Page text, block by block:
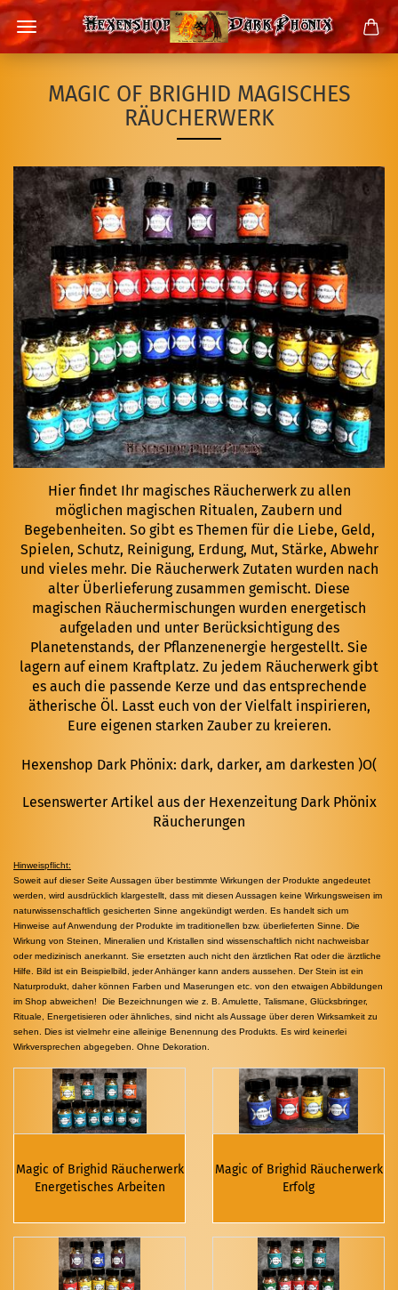
MAGIC OF BRIGHID MAGISCHES
RÄUCHERWERK
Hier findet Ihr magisches Räucherwerk zu allen
möglichen magischen Ritualen, Zaubern und
Begebenheiten. So gibt es Themen für die Liebe, Geld,
Spielen, Schutz, Reinigung, Erdung, Mut, Stärke, Abwehr
und vieles mehr. Die Räucherwerk Zutaten wurden nach
alter Überlieferung zusammen gemischt. Diese
magischen Räuchermischungen wurden energetisch
aufgeladen und unter Berücksichtigung des
Planetenstands, der Pflanzenenergie hergestellt. Sie
lagern auf einem Kraftplatz. Zu jedem Räucherwerk gibt
es auch die passende Kerze und das entsprechende
ätherische Öl. Lasst euch von der Vielfalt inspirieren,
Eure eigenen starken Zauber zu kreieren.
Hexenshop Dark Phönix: dark, darker, am darkesten )O(
Lesenswerter Artikel aus der Hexenzeitung Dark Phönix
Räucherungen
Hinweispflicht:
Soweit auf dieser Seite Aussagen über bestimmte Wirkungen der Produkte angedeutet
werden, wird ausdrücklich klargestellt, dass mit diesen Aussagen keine Wirkungsweisen im
naturwissenschaftlich gesicherten Sinne angekündigt werden. Es handelt sich um
Hinweise auf Anwendung der Produkte im traditionellen bzw. überlieferten Sinne. Die
Wirkung von Steinen, Mineralien und Kristallen sind wissenschaftlich nicht nachweisbar
oder medizinisch anerkannt. Sie ersetzten auch nicht den ärztlichen Rat oder die ärztliche
Hilfe. Bild ist ein Beispielbild, jeder Anhänger kann anders aussehen. Der Stein ist ein
Naturprodukt, daher können Farben und Maserungen etc. von den etwaigen Abbildungen
im Shop abweichen! Die Bezeichnungen wie z. B. Amulette, Talismane, Glücksbringer,
Rituale, Energetisieren oder ähnliches, sind nicht als Aussage über deren Wirksamkeit zu
sehen. Dies ist vielmehr eine alleinige Benennung des Produkts. Es wird keinerlei
Wirkversprechen abgegeben. Ohne Dekoration.
Magic of Brighid Räucherwerk
Energetisches Arbeiten
Magic of Brighid Räucherwerk
Erfolg